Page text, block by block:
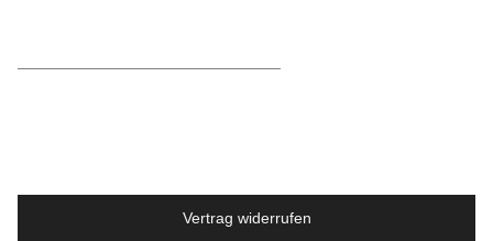
Vertrag widerrufen